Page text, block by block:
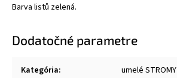
Barva listů zelená.
Dodatočné parametre
Kategória: umelé STROMY